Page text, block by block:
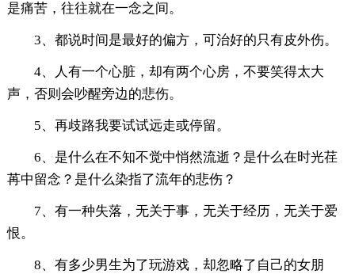
是痛苦，往往就在一念之间。
3、都说时间是最好的偏方，可治好的只有皮外伤。
4、人有一个心脏，却有两个心房，不要笑得太大
声，否则会吵醒旁边的悲伤。
5、再歧路我要试试远走或停留。
6、是什么在不知不觉中悄然流逝？是什么在时光荏
苒中留念？是什么染指了流年的悲伤？
7、有一种失落，无关于事，无关于经历，无关于爱
恨。
8、有多少男生为了玩游戏，却忽略了自己的女朋